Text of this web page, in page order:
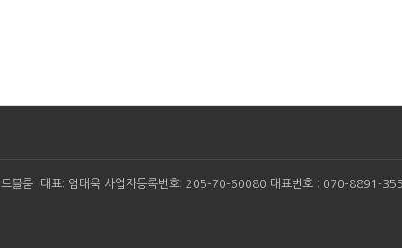
드블룸 대표: 엄태욱 사업자등록번호: 205-70-60080 대표번호 : 070-8891-